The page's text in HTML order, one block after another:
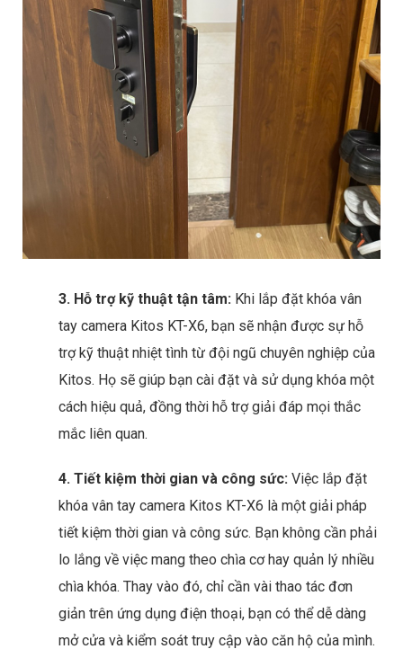
3. Hỗ trợ kỹ thuật tận tâm: Khi lắp đặt khóa vân
tay camera Kitos KT-X6, bạn sẽ nhận được sự hỗ
trợ kỹ thuật nhiệt tình từ đội ngũ chuyên nghiệp của
Kitos. Họ sẽ giúp bạn cài đặt và sử dụng khóa một
cách hiệu quả, đồng thời hỗ trợ giải đáp mọi thắc
mắc liên quan.
4. Tiết kiệm thời gian và công sức: Việc lắp đặt
khóa vân tay camera Kitos KT-X6 là một giải pháp
tiết kiệm thời gian và công sức. Bạn không cần phải
lo lắng về việc mang theo chìa cơ hay quản lý nhiều
chìa khóa. Thay vào đó, chỉ cần vài thao tác đơn
giản trên ứng dụng điện thoại, bạn có thể dễ dàng
mở cửa và kiểm soát truy cập vào căn hộ của mình.